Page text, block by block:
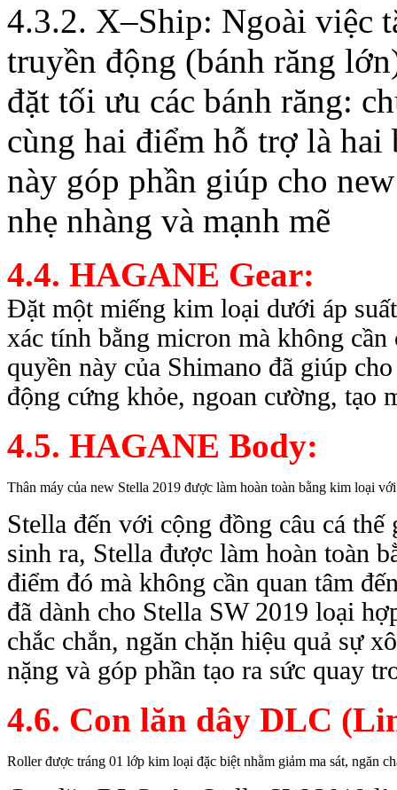
4.3.2. X–Ship: Ngoài việc
truyền động (bánh răng
đặt tối ưu các bánh răng:
cùng hai điểm hỗ trợ là hai
này góp phần giúp cho
nhẹ nhàng và mạnh mẽ
4.4. HAGANE Gear:
Đặt một miếng kim loại dưới áp
xác tính bằng micron mà không
quyền này của Shimano đã giúp
động cứng khỏe, ngoan cường, tạo
4.5. HAGANE Body:
Thân máy của new Stella 2019 được làm hoàn toàn bằng kim loại
Stella đến với cộng đồng câu cá
sinh ra, Stella được làm hoàn toàn
điểm đó mà không cần quan tâm
đã dành cho Stella SW 2019 loại
chắc chắn, ngăn chặn hiệu quả sự
nặng và góp phần tạo ra sức quay
4.6. Con lăn dây DLC
Roller được tráng 01 lớp kim loại đặc biệt nhằm giảm ma sát, ngăn